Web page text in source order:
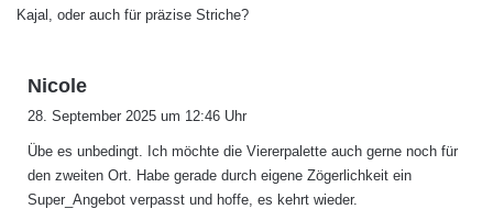
Kajal, oder auch für präzise Striche?
Nicole
t
:
28. September 2025 um 12:46 Uhr
Übe es unbedingt. Ich möchte die Viererpalette auch gerne noch für
den zweiten Ort. Habe gerade durch eigene Zögerlichkeit ein
Super_Angebot verpasst und hoffe, es kehrt wieder.